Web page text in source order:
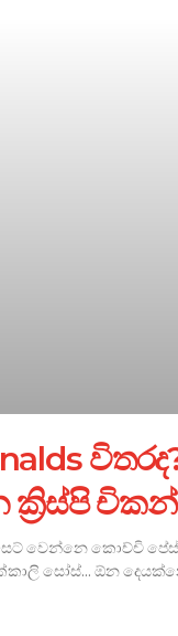
ක්‍රිස්පි
වෙන්නෙ කොච්චි
සෝස්… ඕන